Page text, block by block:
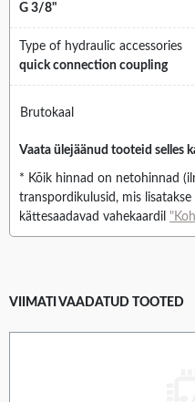
G 3/8"
Type of hydraulic accessories
quick connection coupling
Brutokaal
Vaata ülejäänud tooteid selles
* Kõik hinnad on netohinnad
transpordikulusid, mis
kättesaadavad vahekaardil
VIIMATI VAADATUD TOOTED